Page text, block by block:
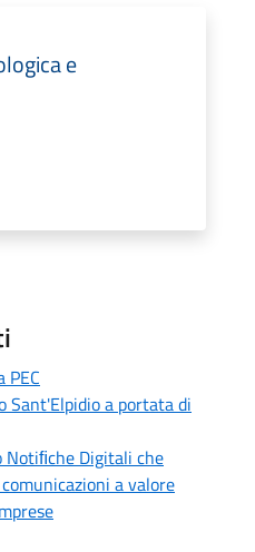
e
Sant'Elpidio a portata di
Digitali che
a valore